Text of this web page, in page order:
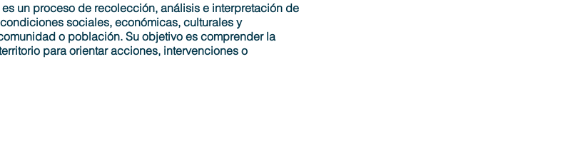
un proceso de recolección, análisis e interpretación de
sociales, económicas, culturales y
o población. Su objetivo es comprender la
para orientar acciones, intervenciones o